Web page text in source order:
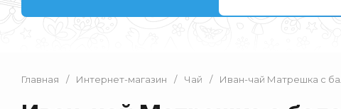
Матрешки
Главная / Интернет-магазин / Чай / Иван-чай Матрешка с